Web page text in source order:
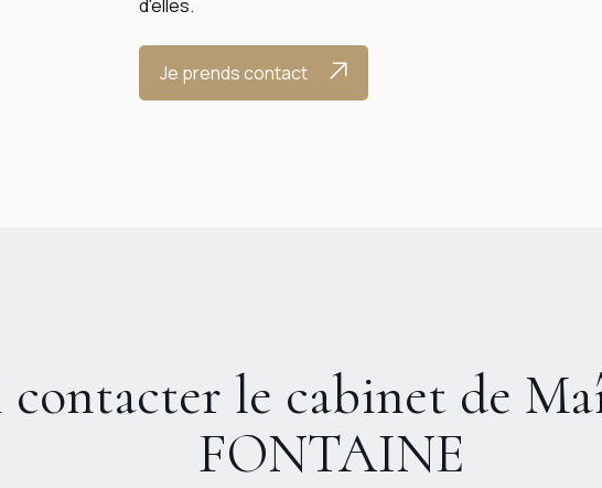
d'elles.
Je prends contact
contacter le cabinet de
FONTAINE